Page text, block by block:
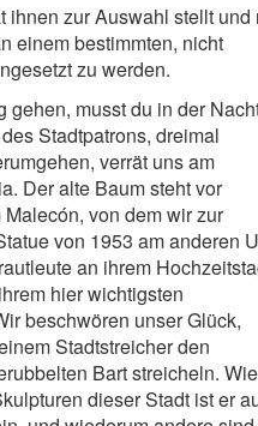
ihnen zur Auswahl stellt und
einem bestimmten, nicht
zu werden.
musst du in der
Stadtpatrons, dreimal
verrät uns am
Der alte Baum steht vor
von dem wir zur
von 1953 am anderen
an ihrem
hier wichtigsten
beschwören unser Glück,
Stadtstreicher den
Bart streicheln. Wie
dieser Stadt ist er